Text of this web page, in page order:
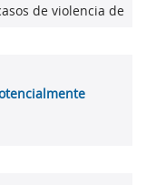
de violencia de